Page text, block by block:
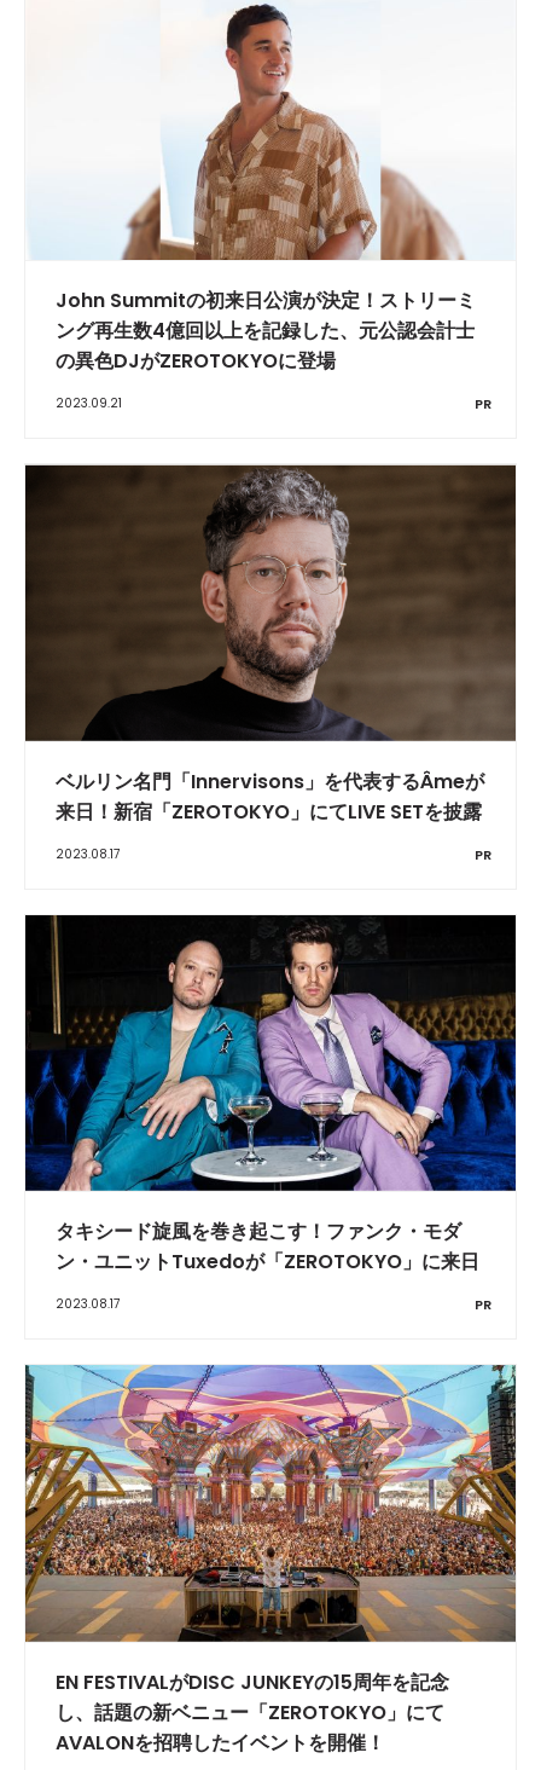
John Summitの初来日公演が決定！ストリーミ
ング再生数4億回以上を記録した、元公認会計士
の異色DJがZEROTOKYOに登場
2023.09.21 PR
ベルリン名門「Innervisons」を代表するÂmeが
来日！新宿「ZEROTOKYO」にてLIVE SETを披露
2023.08.17 PR
タキシード旋風を巻き起こす！ファンク・モダ
ン・ユニットTuxedoが「ZEROTOKYO」に来日
2023.08.17 PR
EN FESTIVALがDISC JUNKEYの15周年を記念
し、話題の新ベニュー「ZEROTOKYO」にて
AVALONを招聘したイベントを開催！